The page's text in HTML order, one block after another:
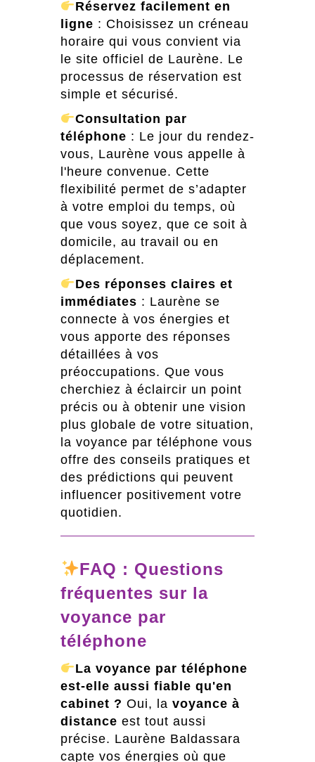
Réservez facilement en
ligne : Choisissez un créneau
horaire qui vous convient via
le site officiel de Laurène. Le
processus de réservation est
simple et sécurisé.
Consultation par
téléphone : Le jour du rendez-
vous, Laurène vous appelle à
l'heure convenue. Cette
flexibilité permet de s’adapter
à votre emploi du temps, où
que vous soyez, que ce soit à
domicile, au travail ou en
déplacement.
Des réponses claires et
immédiates : Laurène se
connecte à vos énergies et
vous apporte des réponses
détaillées à vos
préoccupations. Que vous
cherchiez à éclaircir un point
précis ou à obtenir une vision
plus globale de votre situation,
la voyance par téléphone vous
offre des conseils pratiques et
des prédictions qui peuvent
influencer positivement votre
quotidien.
FAQ : Questions
fréquentes sur la
voyance par
téléphone
La voyance par téléphone
est-elle aussi fiable qu'en
cabinet ? Oui, la voyance à
distance est tout aussi
précise. Laurène Baldassara
capte vos énergies où que